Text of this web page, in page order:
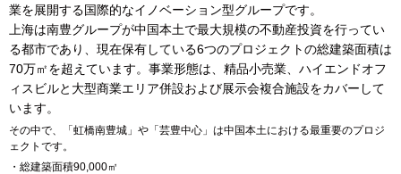
業を展開する国際的なイノベーション型グループです。
上海は南豊グループが中国本土で最大規模の不動産投資を行ってい
る都市であり、現在保有している6つのプロジェクトの総建築面積は
70万㎡を超えています。事業形態は、精品小売業、ハイエンドオフ
ィスビルと大型商業エリア併設および展示会複合施設をカバーして
います。
その中で、「虹橋南豊城」や「芸豊中心」は中国本土における最重要のプロジ
ェクトです。
・総建築面積90,000㎡